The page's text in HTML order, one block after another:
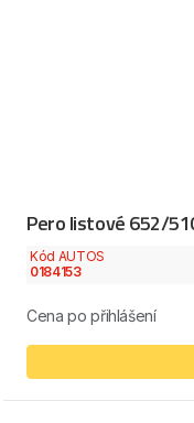
Pero listové 652/
Kód AUTOS
0184153
Cena po přihlášení